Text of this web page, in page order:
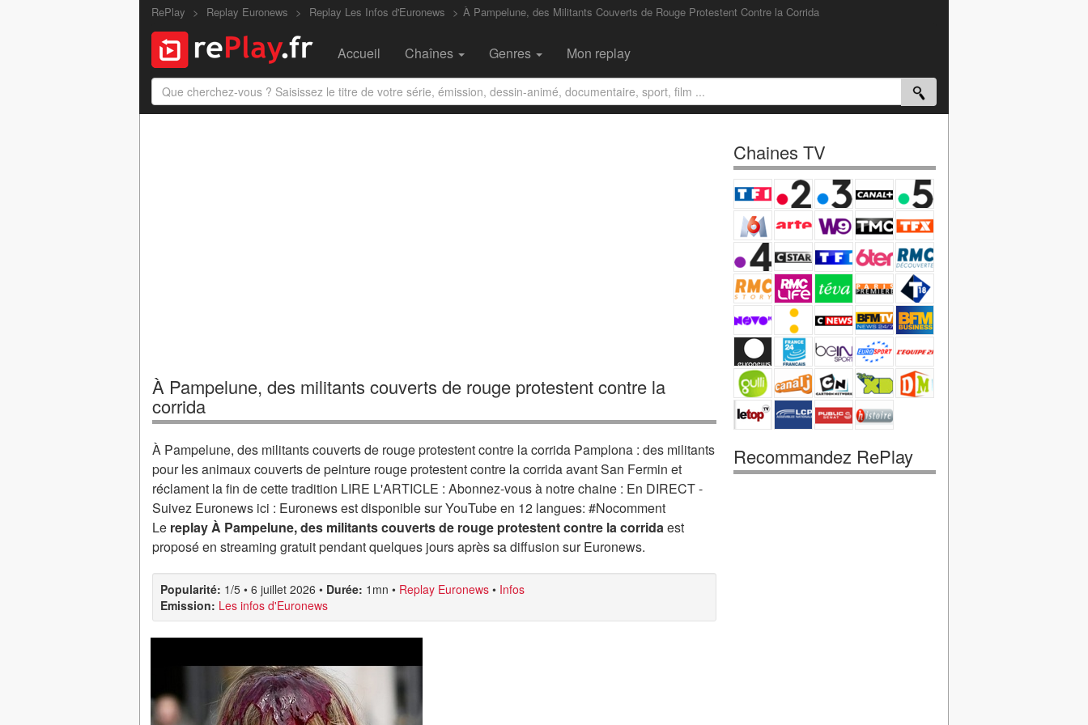
RePlay Replay Euronews Replay Les Infos d'Euronews À Pampelune, des Militants Couverts de Rouge Protestent Contre la Corrida
Accueil Chaînes Genres Mon replay
À Pampelune, des militants couverts de rouge protestent contre la
corrida
À Pampelune, des militants couverts de rouge protestent contre la corrida Pamplona : des militants
pour les animaux couverts de peinture rouge protestent contre la corrida avant San Fermin et
réclament la fin de cette tradition LIRE L'ARTICLE : Abonnez-vous à notre chaine : En DIRECT -
Suivez Euronews ici : Euronews est disponible sur YouTube en 12 langues: #Nocomment
Le replay À Pampelune, des militants couverts de rouge protestent contre la corridaest
proposé en streaming gratuit pendant quelques jours après sa diffusion sur Euronews.
Popularité: 1/5 • 6 juillet 2026 • Durée: 1mn • Replay Euronews • Infos
Emission: Les infos d'Euronews
Chaines TV
Recommandez RePlay